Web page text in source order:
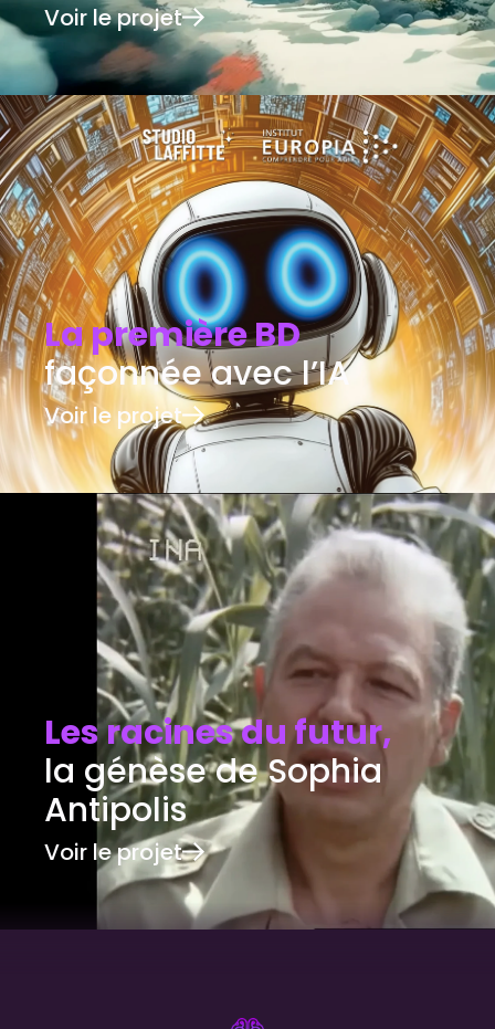
Voir le projet
La première BD
façonnée avec l’IA
Voir le projet
Les racines du futur,
la génèse de Sophia
Antipolis
Voir le projet